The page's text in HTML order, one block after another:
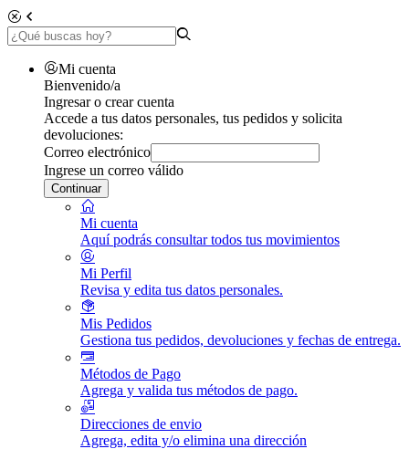
Mi cuenta
Bienvenido/a
Ingresar o crear cuenta
Accede a tus datos personales, tus pedidos y solicita
devoluciones:
Correo electrónico
Ingrese un correo válido
Continuar
Mi cuenta
Aquí podrás consultar todos tus movimientos
Mi Perfil
Revisa y edita tus datos personales.
Mis Pedidos
Gestiona tus pedidos, devoluciones y fechas de entrega.
Métodos de Pago
Agrega y valida tus métodos de pago.
Direcciones de envio
Agrega, edita y/o elimina una dirección